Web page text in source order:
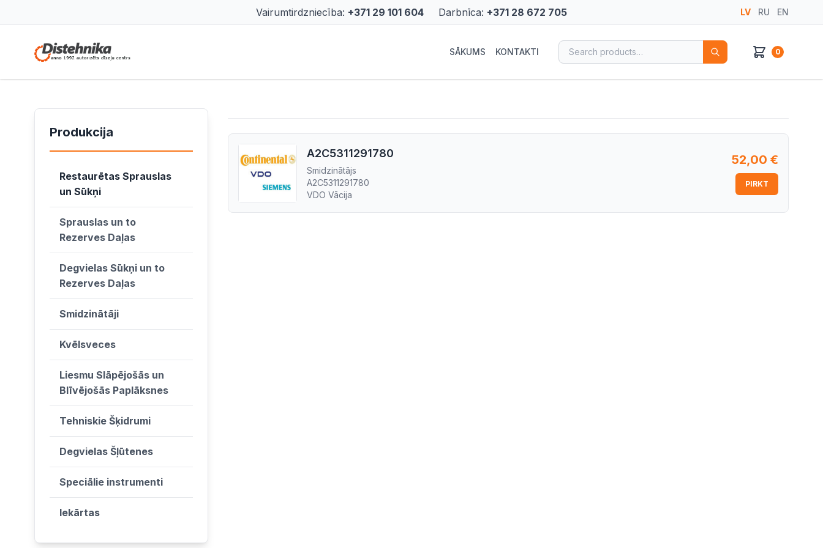
Vairumtirdzniecība: +371 29 101 604 Darbnīca: +371 28 672 705 LV RU EN
SĀKUMS KONTAKTI Search for: 0
Produkcija
Restaurētas Sprauslas
un Sūkņi
Sprauslas un to
Rezerves Daļas
Degvielas Sūkņi un to
Rezerves Daļas
Smidzinātāji
Kvēlsveces
Liesmu Slāpējošās un
Blīvējošās Paplāksnes
Tehniskie Šķidrumi
Degvielas Šļūtenes
Speciālie instrumenti
Iekārtas
A2C5311291780
Smidzinātājs
A2C5311291780
VDO Vācija
52,00 €
PIRKT